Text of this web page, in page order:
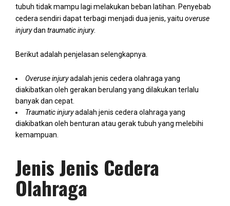
tubuh tidak mampu lagi melakukan beban latihan. Penyebab
cedera sendiri dapat terbagi menjadi dua jenis, yaitu overuse
injurydan traumatic injury.
Berikut adalah penjelasan selengkapnya.
Overuse injuryadalah jenis cedera olahraga yang
diakibatkan oleh gerakan berulang yang dilakukan terlalu
banyak dan cepat.
Traumatic injuryadalah jenis cedera olahraga yang
diakibatkan oleh benturan atau gerak tubuh yang melebihi
kemampuan.
Jenis Jenis Cedera
Olahraga